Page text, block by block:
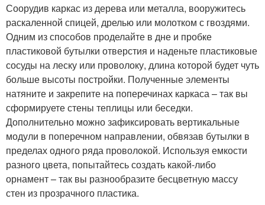
Соорудив каркас из дерева или металла, вооружитесь
раскаленной спицей, дрелью или молотком с гвоздями.
Одним из способов проделайте в дне и пробке
пластиковой бутылки отверстия и наденьте пластиковые
сосуды на леску или проволоку, длина которой будет чуть
больше высоты постройки. Полученные элементы
натяните и закрепите на поперечинах каркаса – так вы
сформируете стены теплицы или беседки.
Дополнительно можно зафиксировать вертикальные
модули в поперечном направлении, обвязав бутылки в
пределах одного ряда проволокой. Используя емкости
разного цвета, попытайтесь создать какой-либо
орнамент – так вы разнообразите бесцветную массу
стен из прозрачного пластика.